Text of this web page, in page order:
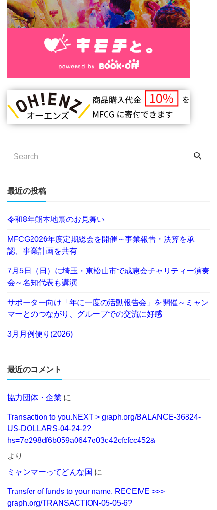
最近の投稿
令和8年熊本地震のお見舞い
MFCG2026年度定期総会を開催～事業報告・決算を承
認、事業計画を共有
7月5日（日）に埼玉・東松山市で成恵会チャリティー演奏
会～名知代表も講演
サポーター向け「年に一度の活動報告会」を開催～ミャン
マーとのつながり、グループでの交流に好感
3月月例便り(2026)
最近のコメント
協力団体・企業 に
Transaction to you.NEXT > graph.org/BALANCE-36824-
US-DOLLARS-04-24-2?
hs=7e298df6b059a0647e03d42cfcfcc452&
より
ミャンマーってどんな国 に
Transfer of funds to your name. RECEIVE >>>
graph.org/TRANSACTION-05-05-6?